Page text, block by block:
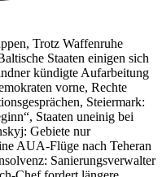
Trotz Waffenruhe
Staaten einigen sich
kündigte Aufarbeitung
vorne, Rechte
Steiermark:
Staaten uneinig bei
Gebiete nur
AUA-Flüge nach Teheran
Sanierungsverwalter